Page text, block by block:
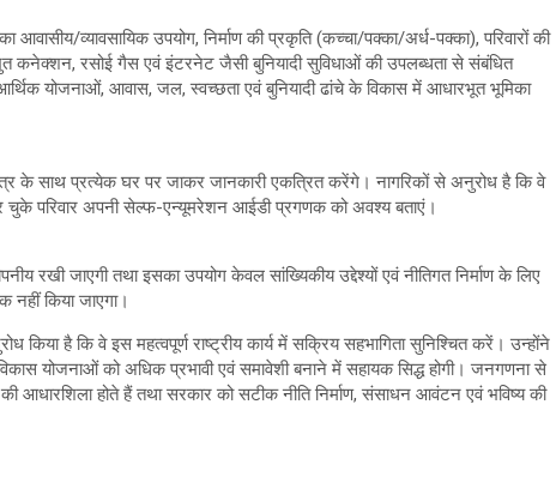
व्यावसायिक उपयोग, निर्माण की प्रकृति (कच्चा/पक्का/अर्ध-पक्का), परिवारों की
कनेक्शन, रसोई गैस एवं इंटरनेट जैसी बुनियादी सुविधाओं की उपलब्धता से संबंधित
योजनाओं, आवास, जल, स्वच्छता एवं बुनियादी ढांचे के विकास में आधारभूत भूमिका
के साथ प्रत्येक घर पर जाकर जानकारी एकत्रित करेंगे। नागरिकों से अनुरोध है कि वे
चुके परिवार अपनी सेल्फ-एन्यूमरेशन आईडी प्रगणक को अवश्य बताएं।
रखी जाएगी तथा इसका उपयोग केवल सांख्यिकीय उद्देश्यों एवं नीतिगत निर्माण के लिए
नहीं किया जाएगा।
है कि वे इस महत्वपूर्ण राष्ट्रीय कार्य में सक्रिय सहभागिता सुनिश्चित करें। उन्होंने
विकास योजनाओं को अधिक प्रभावी एवं समावेशी बनाने में सहायक सिद्ध होगी। जनगणना से
आधारशिला होते हैं तथा सरकार को सटीक नीति निर्माण, संसाधन आवंटन एवं भविष्य की